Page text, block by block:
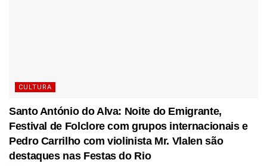
CULTURA
Santo António do Alva: Noite do Emigrante,
Festival de Folclore com grupos internacionais e
Pedro Carrilho com violinista Mr. Vlalen são
destaques nas Festas do Rio